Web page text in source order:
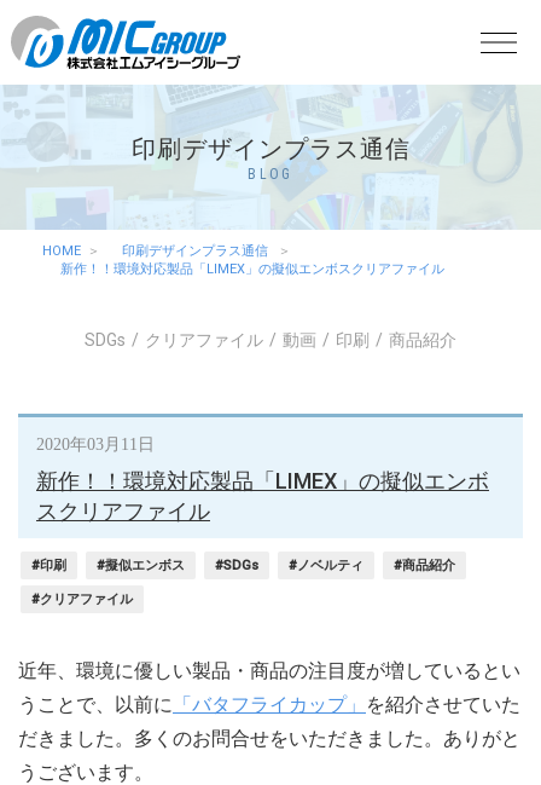
印刷デザインプラス通信
BLOG
HOME
印刷デザインプラス通信
新作！！環境対応製品「LIMEX」の擬似エンボスクリアファイル
SDGs クリアファイル 動画 印刷 商品紹介
2020年03月11日
新作！！環境対応製品「LIMEX」の擬似エンボ
スクリアファイル
#印刷 #擬似エンボス #SDGs #ノベルティ #商品紹介
#クリアファイル
近年、環境に優しい製品・商品の注目度が増しているとい
うことで、以前に 「バタフライカップ」 を紹介させていた
だきました。多くのお問合せをいただきました。ありがと
うございます。